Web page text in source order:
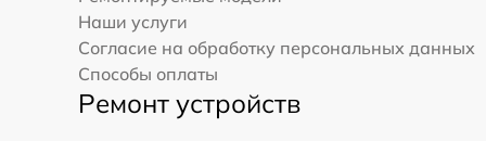
Наши услуги
Согласие на обработку персональных данных
Способы оплаты
Ремонт устройств